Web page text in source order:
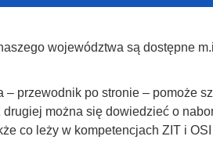
województwa są dostępne
przewodnik po stronie – pomoże
można się dowiedzieć o
co leży w kompetencjach ZIT i